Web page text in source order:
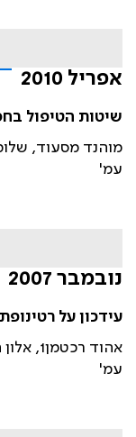
אפריל 2010
שיטות הטיפול
מוהנד מסעוד,
עמ'
נובמבר 2007
עידכון על
אהוד רכטמן1, אלון הריס2
עמ'